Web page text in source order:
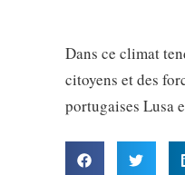
Dans ce climat
citoyens et des
portugaises Lusa